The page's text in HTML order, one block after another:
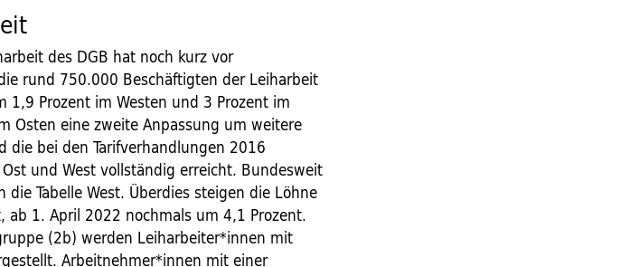
des DGB hat noch kurz vor
rund 750.000 Beschäftigten der Leiharbeit
Prozent im Westen und 3 Prozent im
Osten eine zweite Anpassung um weitere
bei den Tarifverhandlungen 2016
und West vollständig erreicht. Bundesweit
Tabelle West. Überdies steigen die Löhne
1. April 2022 nochmals um 4,1 Prozent.
(2b) werden Leiharbeiter*innen mit
Arbeitnehmer*innen mit einer